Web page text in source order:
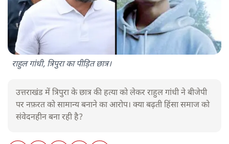
राहुल गांधी, त्रिपुरा का पीड़ित छात्र।
उत्तराखंड में त्रिपुरा के छात्र की हत्या को लेकर राहुल गांधी ने बीजेपी
पर नफ़रत को सामान्य बनाने का आरोप। क्या बढ़ती हिंसा समाज को
संवेदनहीन बना रही है?